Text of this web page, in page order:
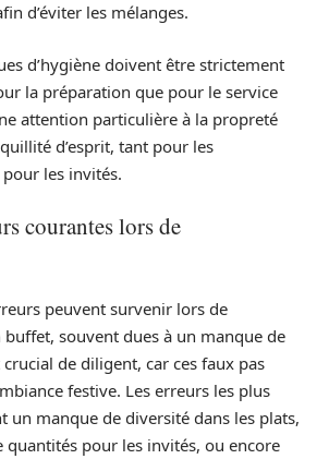
d’éviter les mélanges.
d’hygiène doivent être strictement
la préparation que pour le service
attention particulière à la propreté
d’esprit, tant pour les
les invités.
courantes lors de
peuvent survenir lors de
buffet, souvent dues à un manque de
de diligent, car ces faux pas
festive. Les erreurs les plus
un manque de diversité dans les plats,
quantités pour les invités, ou encore